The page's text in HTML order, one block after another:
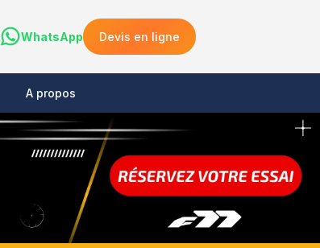
WhatsApp Devis en ligne
A propos